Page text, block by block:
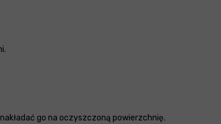
go na oczyszczoną powierzchnię.